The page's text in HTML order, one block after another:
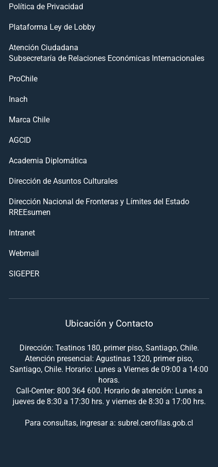
Política de Privacidad
Plataforma Ley de Lobby
Atención Ciudadana
Subsecretaría de Relaciones Económicas Internacionales
ProChile
Inach
Marca Chile
AGCID
Academia Diplomática
Dirección de Asuntos Culturales
Dirección Nacional de Fronteras y Límites del Estado
RREEsumen
Intranet
Webmail
SIGEPER
Ubicación y Contacto
Dirección: Teatinos 180, primer piso, Santiago, Chile.
Atención presencial: Agustinas 1320, primer piso,
Santiago, Chile. Horario: Lunes a Viernes de 09:00 a 14:00
horas.
Call-Center: 800 364 600. Horario de atención: Lunes a
jueves de 8:30 a 17:30 hrs. y viernes de 8:30 a 17:00 hrs.
Para consultas, ingresar a: subrel.cerofilas.gob.cl